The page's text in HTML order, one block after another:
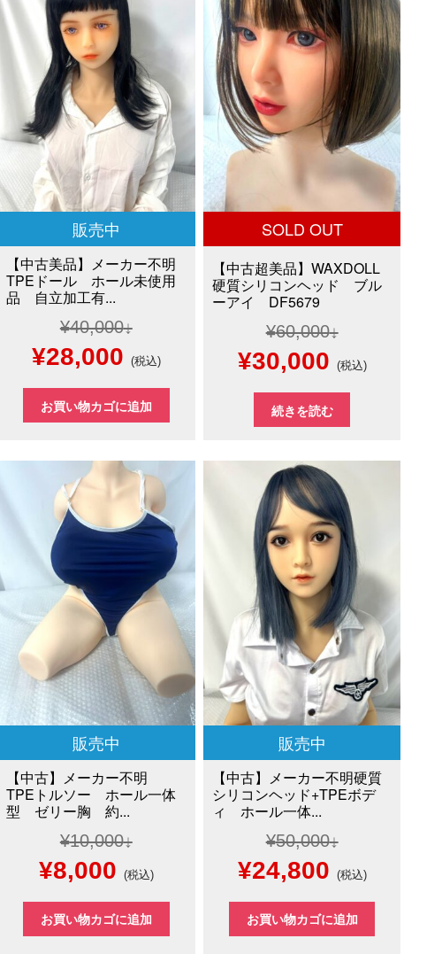
¥10,000
で
し
た。
は
¥5,000
で
す。
¥60,000
で
し
た。
は
¥30,000
で
す。
販売中
【中古美品】メーカー不明
TPEドール ホール未使用
品 自立加工有...
¥40,000
元
の
価
格
は
¥40,000
で
し
た。
¥28,000現
在
の
価
格
は
¥28,000
で
す。
(税込)
お買い物カゴに追加
SOLD OUT
【中古超美品】WAXDOLL
硬質シリコンヘッド ブル
ーアイ DF5679
¥60,000
元
の
価
格
は
¥60,000
で
し
た。
¥30,000現
在
の
価
格
は
¥30,000
で
す。
(税込)
続きを読む
販売中
【中古】メーカー不明
TPEトルソー ホール一体
型 ゼリー胸 約...
¥10,000
元
の
価
¥8,000現
在
の
(税込)
お買い物カゴに追加
販売中
【中古】メーカー不明硬質
シリコンヘッド+TPEボデ
ィ ホール一体...
¥50,000
元
の
価
¥24,800現
在
の
(税込)
お買い物カゴに追加